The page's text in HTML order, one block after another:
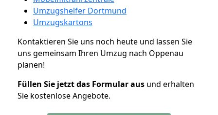
Umzugshelfer Dortmund
Umzugskartons
Kontaktieren Sie uns noch heute und lassen Sie
uns gemeinsam Ihren Umzug nach Oppenau
planen!
Füllen Sie jetzt das Formular aus und erhalten
Sie kostenlose Angebote.